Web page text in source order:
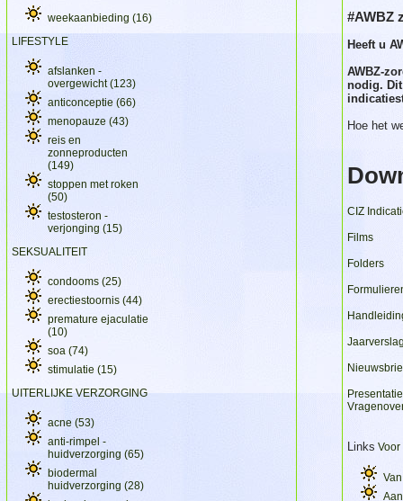
weekaanbieding (16)
LIFESTYLE
afslanken -
overgewicht(123)
anticonceptie (66)
menopauze (43)
reis en
zonneproducten
(149)
stoppen met roken
(50)
testosteron -
verjonging (15)
SEKSUALITEIT
condooms (25)
erectiestoornis (44)
premature ejaculatie
(10)
soa (74)
stimulatie (15)
UITERLIJKE VERZORGING
acne (53)
anti-rimpel -
huidverzorging (65)
biodermal
huidverzorging (28)
#AWBZ
Heeft u
AWBZ-
nodig.
Hoe het
CIZ
Films
Folders
Links